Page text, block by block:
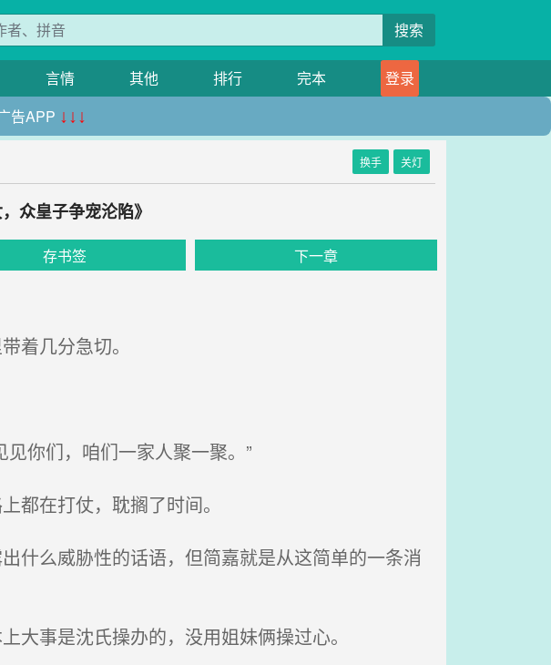
搜索
言情 其他 排行 完本
登录
告APP ↓↓↓
换手 关灯
众皇子争宠沦陷》
存书签 下一章
着几分急切。
你们，咱们一家人聚一聚。”
都在打仗，耽搁了时间。
什么威胁性的话语，但简嘉就是从这简单的一条消
事是沈氏操办的，没用姐妹俩操过心。